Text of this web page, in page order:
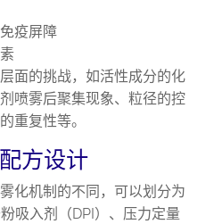
疫屏障
面的挑战，如活性成分的化
喷雾后聚集现象、粒径的控
重复性等。
方设计
化机制的不同，可以划分为
吸入剂（DPI）、压力定量